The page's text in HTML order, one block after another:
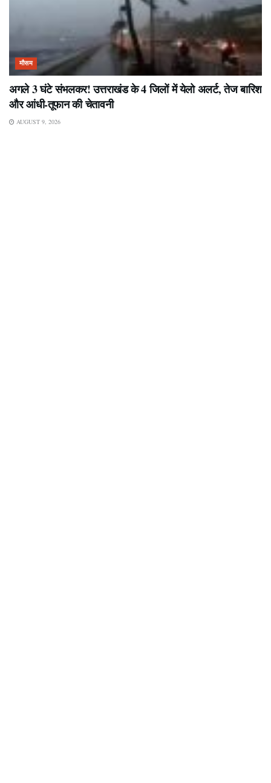
मौसम
अगले 3 घंटे संभलकर! उत्तराखंड के 4 जिलों में येलो अलर्ट, तेज बारिश
और आंधी-तूफान की चेतावनी
AUGUST 9, 2026